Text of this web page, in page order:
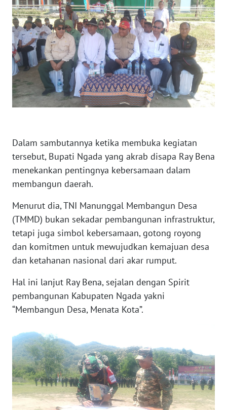
Dalam sambutannya ketika membuka kegiatan
tersebut, Bupati Ngada yang akrab disapa Ray Bena
menekankan pentingnya kebersamaan dalam
membangun daerah.
Menurut dia, TNI Manunggal Membangun Desa
(TMMD) bukan sekadar pembangunan infrastruktur,
tetapi juga simbol kebersamaan, gotong royong
dan komitmen untuk mewujudkan kemajuan desa
dan ketahanan nasional dari akar rumput.
Hal ini lanjut Ray Bena, sejalan dengan Spirit
pembangunan Kabupaten Ngada yakni
“Membangun Desa, Menata Kota”.
WN
NUSANTARA
WN
JOGJA
WN
JATIM
BALI
WN
KALBAR
WN
KALTENG
WN
KALTARA
WN
KALSEL
KALTIM
WN
SULSEL
WN
GORONTALO